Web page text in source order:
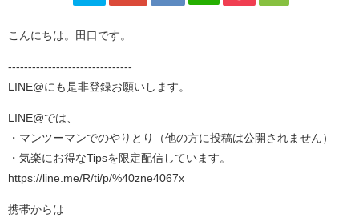
こんにちは。田口です。
-------------------------------
LINE@にも是非登録お願いします。
LINE@では、
・マンツーマンでのやりとり（他の方に投稿は公開されません）
・気楽にお得なTipsを限定配信しています。
https://line.me/R/ti/p/%40zne4067x
携帯からは